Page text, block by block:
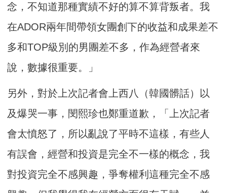
念，不知道那種實績不好的算不算背叛者。我
在ADOR兩年間帶領女團創下的收益和成果差不
多和TOP級別的男團差不多，作為經營者來
說，數據很重要。」
另外，對於上次記者會上西八（韓國髒話）以
及爆哭一事，閔熙珍也鄭重道歉，「上次記者
會太憤怒了，所以亂說了平時不這樣，有些人
有誤會，經營和投資是完全不一樣的概念，我
對投資完全不感興趣，爭奪權利這種完全不感